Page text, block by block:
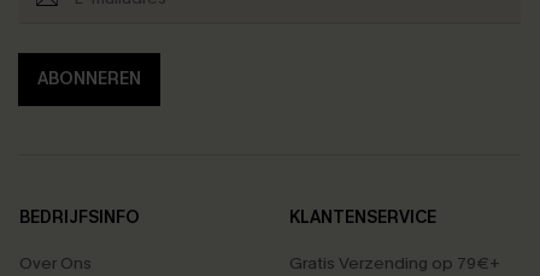
ABONNEREN
BEDRIJFSINFO
Over Ons
KLANTENSERVICE
Gratis Verzending op 79€+